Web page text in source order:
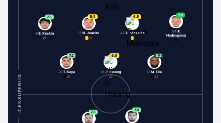
ENSUPERLIG
7.9
94 F.
Hadergjonaj
6.5
42 G. Makouta
6.5
17 N. Janvier
7.3
8 E. Keskin
8.2
12 M. Elia
6.5
16 U. Hwang
7.2
27 İ. Kaya
7.3 7.0